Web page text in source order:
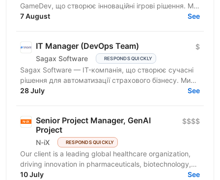
GameDev, що створює інноваційні ігрові рішення. Ми
розробляємо високопродуктивні ігрові системи з...
7 August See
IT Manager (DevOps Team)
Sagax Software RESPONDS QUICKLY
$
Sagax Software — IT-компанія, що створює сучасні
рішення для автоматизації страхового бізнесу. Ми
розробляємо комплексну платформу для страхових
28 July See
Senior Project Manager, GenAI
Project
N-iX RESPONDS QUICKLY
$$$$
Our client is a leading global healthcare organization,
driving innovation in pharmaceuticals, biotechnology,
and patient-centric solutions. We develop...
10 July See